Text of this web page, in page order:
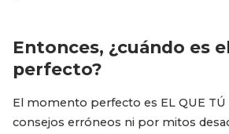
Entonces, ¿cuándo es
perfecto?
El momento perfecto es EL QUE TÚ
consejos erróneos ni por mitos